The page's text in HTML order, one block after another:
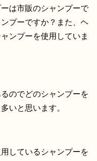
は市販のシャンプーで
プーですか？また、ヘ
ンプーを使用していま
のでどのシャンプーを
いと思います。
しているシャンプーを